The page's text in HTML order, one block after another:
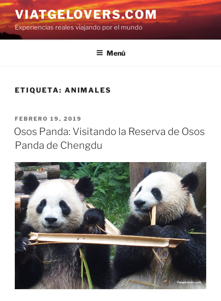
Saltar
al
contenido
VIATGELOVERS.COM
Experiencias reales viajando por el mundo
Menú
ETIQUETA: ANIMALES
PUBLICADO
EL
FEBRERO 19, 2019
Osos Panda: Visitando la Reserva de Osos
Panda de Chengdu